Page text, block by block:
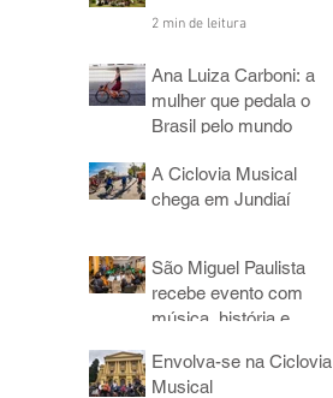
2 min de leitura
Ana Luiza Carboni: a
mulher que pedala o
Brasil pelo mundo
5 min de leitura
A Ciclovia Musical
chega em Jundiaí
São Miguel Paulista
recebe evento com
música, história e
5 min de leitura
Envolva-se na Ciclovia
Musical